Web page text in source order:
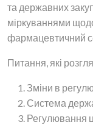
та державних
міркуваннями
фармацевтичний
Питання, які
Зміни в
Система
Регулювання